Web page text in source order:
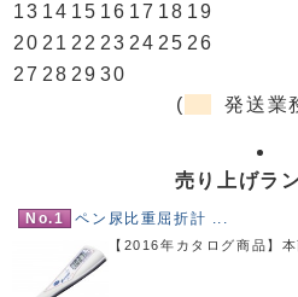
13 14 15 16 17 18 19
20 21 22 23 24 25 26
27 28 29 30
(
発送業
売り上げラ
No.1 ペン尿比重屈折計 ...
【2016年カタログ商品】